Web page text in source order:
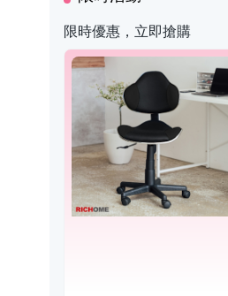
限時優惠，立即搶購